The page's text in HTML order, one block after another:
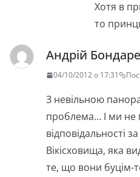
Хотя в
то
Андрій
04/10/2012 о 17:31
З невільною
проблема… І ми
відповідальності
Вікісховища, яка
те, що вони буцім-